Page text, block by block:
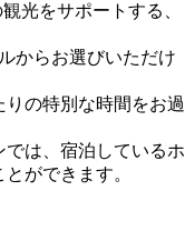
光をサポートする、
からお選びいただけ
の特別な時間をお過
は、宿泊しているホ
ができます。